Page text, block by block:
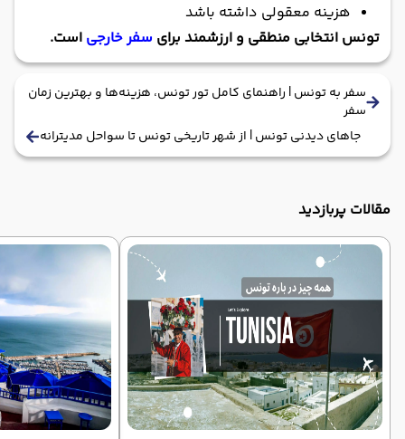
هزینه معقولی داشته باشد
تونس انتخابی منطقی و ارزشمند برای سفر خارجی است.
سفر به تونس | راهنمای کامل تور تونس، هزینه‌ها و بهترین زمان
سفر
جاهای دیدنی تونس | از شهر تاریخی تونس تا سواحل مدیترانه
مقالات پربازدید